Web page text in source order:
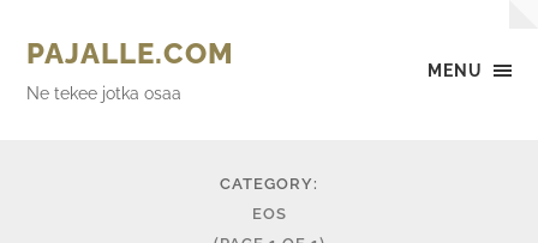
MENU
PAJALLE.COM
Ne tekee jotka osaa
CATEGORY:
EOS